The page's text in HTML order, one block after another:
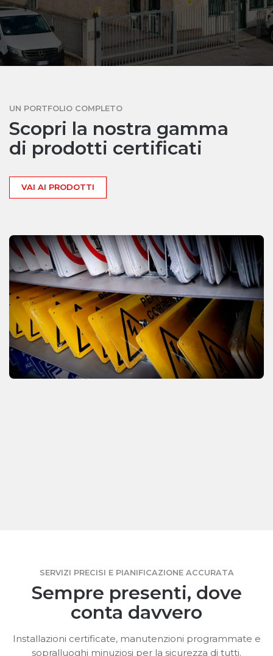
UN PORTFOLIO COMPLETO
Scopri la nostra gamma
di prodotti certificati
VAI AI PRODOTTI
SERVIZI PRECISI E PIANIFICAZIONE ACCURATA
Sempre presenti, dove
conta davvero
Installazioni certificate, manutenzioni programmate e
sopralluoghi minuziosi per la sicurezza di tutti.